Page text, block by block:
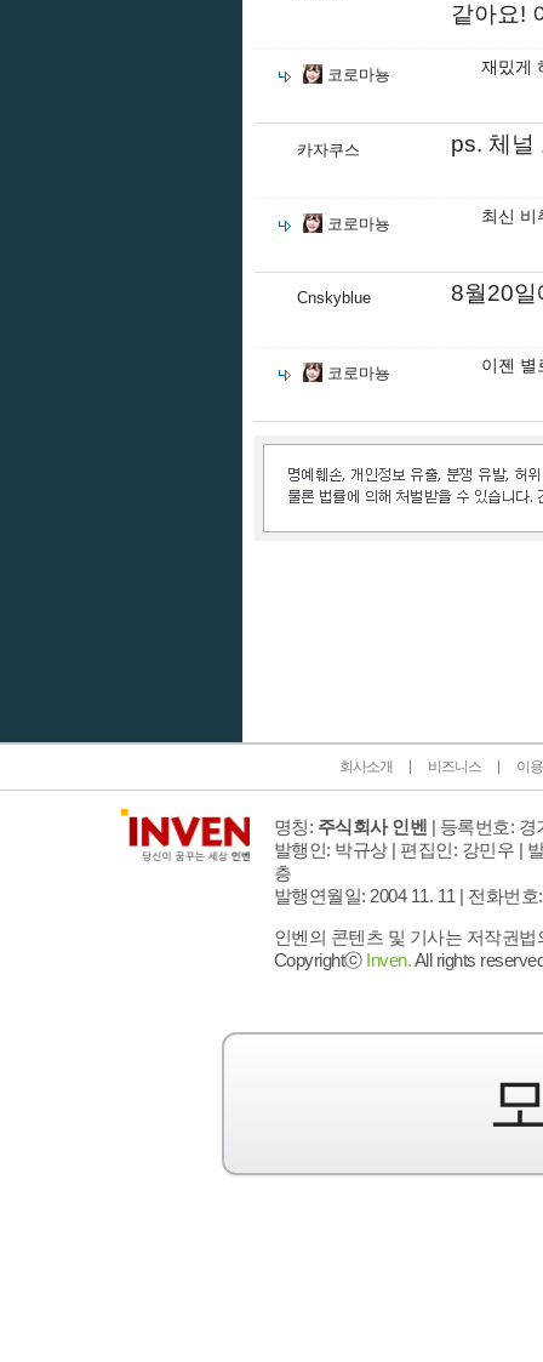
같아요!
코로마뇽 재밌게
카자쿠스 ps. 체널
코로마뇽 최신 비
Cnskyblue 8월20일
코로마뇽 이젠 별
회사소개 비즈니스 이
명칭: 주식회사 인벤 | 등록번호: 경
발행인: 박규상 | 편집인: 강민우 |
층
발행연월일: 2004 11. 11 | 전화번호
인벤의 콘텐츠 및 기사는 저작권
Copyrightⓒ Inven.All rights